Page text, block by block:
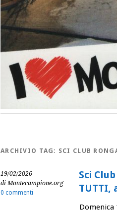
ARCHIVIO TAG: SCI CLUB
19/02/2026
di Montecampione.org
0 commenti
Sci
TUTTI,
Domenica